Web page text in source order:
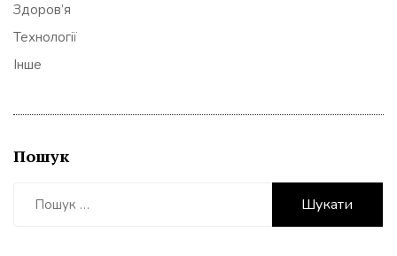
Здоров’я
Технології
Інше
Пошук